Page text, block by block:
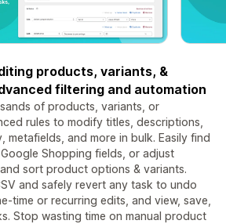
products, variants, &
filtering and automation
of products, variants, or
rules to modify titles, descriptions,
metafields, and more in bulk. Easily find
Shopping fields, or adjust
sort product options & variants.
and safely revert any task to undo
time or recurring edits, and view, save,
Stop wasting time on manual product